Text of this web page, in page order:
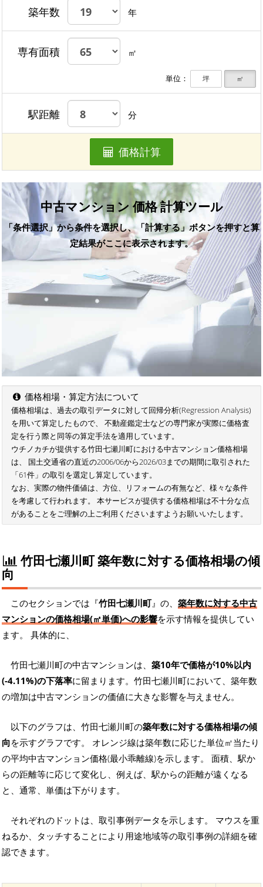
築年数 年
専有面積 ㎡
単位： 坪 ㎡
駅距離 分
価格計算
中古マンション 価格 計算ツール
「条件選択」から条件を選択し、「計算する」ボタンを押すと算
定結果がここに表示されます。
価格相場・算定方法について
価格相場は、過去の取引データに対して回帰分析(Regression Analysis)
を用いて算定したもので、 不動産鑑定士などの専門家が実際に価格査
定を行う際と同等の算定手法を適用しています。
ウチノカチが提供する竹田七瀬川町における中古マンション価格相場
は、 国土交通省の直近の2006/06から2026/03までの期間に取引された
「61件」の取引を選定し算定しています。
なお、実際の物件価値は、方位、リフォームの有無など、様々な条件
を考慮して行われます。 本サービスが提供する価格相場は不十分な点
があることをご理解の上ご利用くださいますようお願いいたします。
竹田七瀬川町 築年数に対する価格相場の傾
向
このセクションでは『竹田七瀬川町』の、 築年数に対する中古
マンションの価格相場(㎡単価)への影響を示す情報を提供してい
ます。 具体的に、
竹田七瀬川町の中古マンションは、 築10年で価格が10%以内
(-4.11%)の下落率に留まります。竹田七瀬川町において、築年数
の増加は中古マンションの価値に大きな影響を与えません。
以下のグラフは、竹田七瀬川町の築年数に対する価格相場の傾
向を示すグラフです。 オレンジ線は築年数に応じた単位㎡当たり
の平均中古マンション価格(最小乖離線)を示します。 面積、駅か
らの距離等に応じて変化し、例えば、駅からの距離が遠くなる
と、通常、単価は下がります。
それぞれのドットは、取引事例データを示します。 マウスを重
ねるか、タッチすることにより用途地域等の取引事例の詳細を確
認できます。